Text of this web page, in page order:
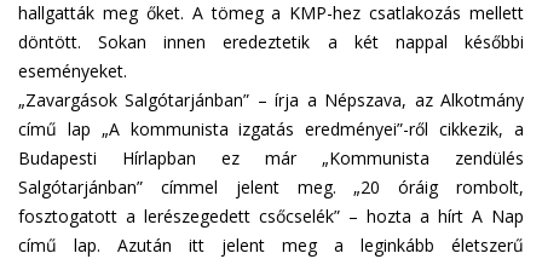
hallgatták meg őket. A tömeg a KMP-hez csatlakozás mellett
döntött. Sokan innen eredeztetik a két nappal későbbi
eseményeket.
„Zavargások Salgótarjánban” – írja a Népszava, az Alkotmány
című lap „A kommunista izgatás eredményei”-ről cikkezik, a
Budapesti Hírlapban ez már „Kommunista zendülés
Salgótarjánban” címmel jelent meg. „20 óráig rombolt,
fosztogatott a lerészegedett csőcselék” – hozta a hírt A Nap
című lap. Azután itt jelent meg a leginkább életszerű